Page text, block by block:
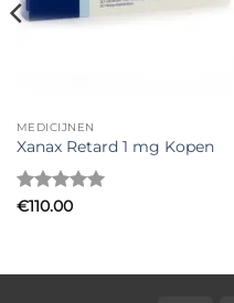
MEDICIJNEN
Xanax Retard 1 mg Kopen
Gewaardeerd
€110.00